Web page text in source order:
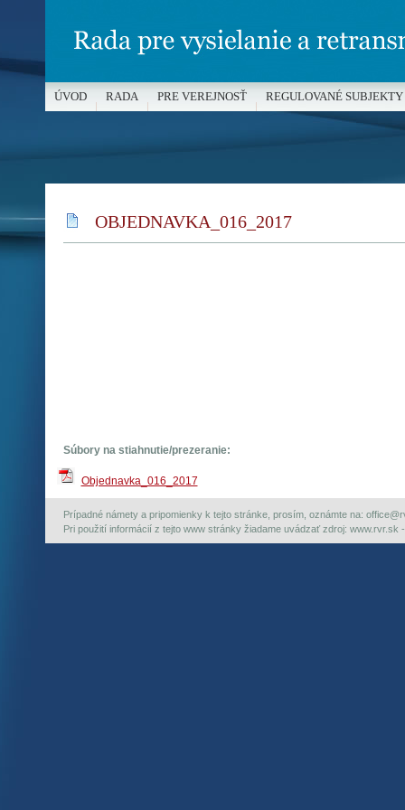
OBJEDNAVKA_016_2017
Súbory na stiahnutie/prezeranie:
Objednavka_016_2017
Prípadné námety a pripomienky k tejto stránke, prosím, oznámte na:
Pri použití informácií z tejto www stránky žiadame uvádzať zdroj: www.rvr.sk
ÚVOD RADA PRE VEREJNOSŤ REGULOVANÉ SUBJEKTY